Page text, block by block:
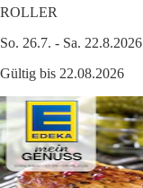
ROLLER
So. 26.7. - Sa. 22.8.2026
Gültig bis 22.08.2026